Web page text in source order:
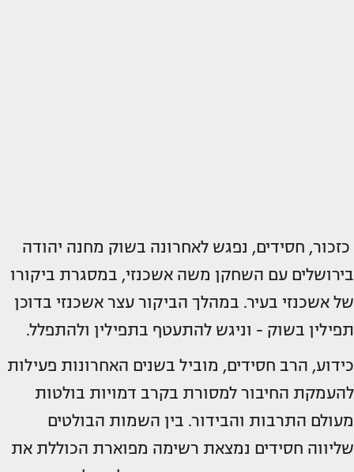
כזכור, חסידים, נפגש לאחרונה בשוק מחנה יהודה
בירושלים עם השחקן משה אשכנזי, במסגרת ביקורו
של אשכנזי בעיר. במהלך הביקור עצר אשכנזי בדוכן
תפילין בשוק - וניגש להתעטף בתפילין ולהתפלל.
כידוע, הרב חסידים, מוביל בשנים האחרונות פעילות
להעמקת החיבור למסורת בקרב דמויות בולטות
מעולם התרבות והבידור. בין השמות הבולטים
שליווה חסידים נמצאת רשימה מפוארת הכוללת את